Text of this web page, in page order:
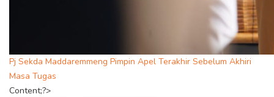
Pj Sekda Maddaremmeng Pimpin Apel Terakhir Sebelum Akhiri
Masa Tugas
Content;?>